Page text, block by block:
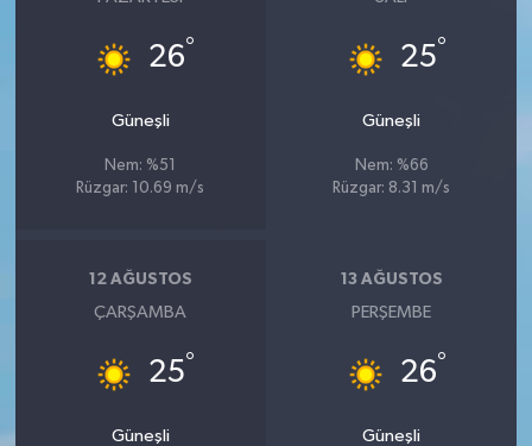
26°
Güneşli
Nem: %51
Rüzgar: 10.69 m/s
25°
Güneşli
Nem: %66
Rüzgar: 8.31 m/s
12 AĞUSTOS
ÇARŞAMBA
25°
Güneşli
13 AĞUSTOS
PERŞEMBE
26°
Güneşli